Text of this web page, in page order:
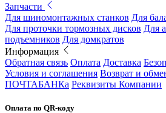
Запчасти
Для шиномонтажных станков Для
Для проточки тормозных дисков Для
подъемников Для домкратов
Информация
Обратная связь Оплата Доставка
Условия и соглашения Возврат и
ПОЧТАБАНКа Реквизиты Компании
Оплата по QR-коду